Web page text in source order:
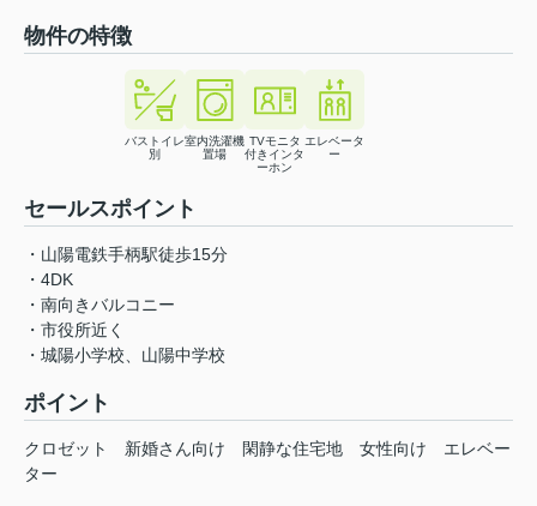
物件の特徴
バストイレ
別
室内洗濯機
置場
TVモニタ
付きインタ
ーホン
エレベータ
ー
セールスポイント
・山陽電鉄手柄駅徒歩15分
・4DK
・南向きバルコニー
・市役所近く
・城陽小学校、山陽中学校
ポイント
クロゼット 新婚さん向け 閑静な住宅地 女性向け
エレベー
ター